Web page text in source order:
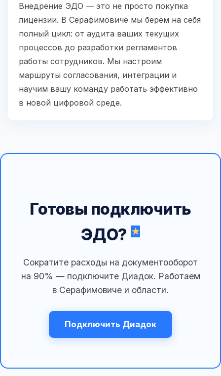
Внедрение ЭДО — это не просто покупка
лицензии. В Серафимовиче мы берем на себя
полный цикл: от аудита ваших текущих
процессов до разработки регламентов
работы сотрудников. Мы настроим
маршруты согласования, интеграции и
научим вашу команду работать эффективно
в новой цифровой среде.
Готовы подключить
ЭДО?
Сократите расходы на документооборот
на 90% — подключите Диадок. Работаем
в Серафимовиче и области.
Подключить Диадок